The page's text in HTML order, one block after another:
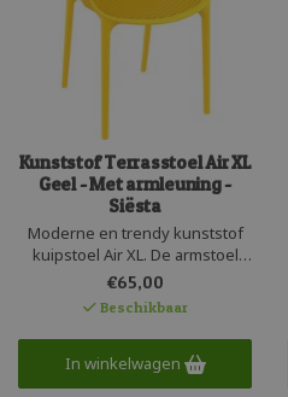
Kunststof Terrasstoel Air XL
Geel - Met armleuning -
Siësta
Moderne en trendy kunststof
kuipstoel Air XL. De armstoel
heeft een fijne brede zit en is
stapelbaar tot 4 stuks en zeer
gemakkelijk in het onderhoud.
Gemaakt uit één geheel en
perfect voor zowel de zakelijk
markt als particulier gebruik.
€65,00
Beschikbaar
In winkelwagen